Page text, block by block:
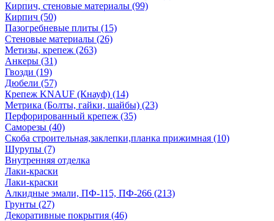
Кирпич, стеновые материалы (99)
Кирпич (50)
Пазогребневые плиты (15)
Стеновые материалы (26)
Метизы, крепеж (263)
Анкеры (31)
Гвозди (19)
Дюбели (57)
Крепеж KNAUF (Кнауф) (14)
Метрика (Болты, гайки, шайбы) (23)
Перфорированный крепеж (35)
Саморезы (40)
Скоба строительная,заклепки,планка прижимная (10)
Шурупы (7)
Внутренняя отделка
Лаки-краски
Лаки-краски
Алкидные эмали, ПФ-115, ПФ-266 (213)
Грунты (27)
Декоративные покрытия (46)